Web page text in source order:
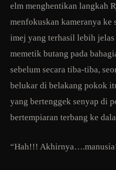
elm menghentikan langkah
menfokuskan kameranya ke
imej yang terhasil lebih
memetik butang pada
sebelum secara tiba-tiba,
belukar di belakang pokok
yang bertenggek senyap di
bertempiaran terbang ke
“Hah!!!